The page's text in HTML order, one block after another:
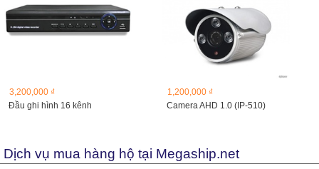
3,200,000 ₫
Đầu ghi hình 16 kênh
1,200,000 ₫
Camera AHD 1.0 (IP-510)
Dịch vụ mua hàng hộ tại Megaship.net